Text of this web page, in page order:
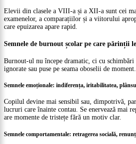
Elevii din clasele a VIII-a și a XII-a sunt cei
examenelor, a comparațiilor și a viitorului
care epuizarea apare rapid.
Semnele de burnout școlar pe care părinții
Burnout-ul nu începe dramatic, ci cu
ignorate sau puse pe seama oboselii de moment.
Semnele emoționale: indiferența, iritabilitatea,
Copilul devine mai sensibil sau, dimpotrivă,
lucruri care înainte contau. Se enervează mai
are momente de tristețe fără un motiv clar.
Semnele comportamentale: retragerea socială,